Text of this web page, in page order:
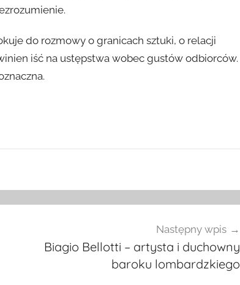
do rozmowy o granicach sztuki, o relacji
iść na ustępstwa wobec gustów odbiorców.
Następny wpis
Biagio Bellotti – artysta i duchowny
baroku lombardzkiego